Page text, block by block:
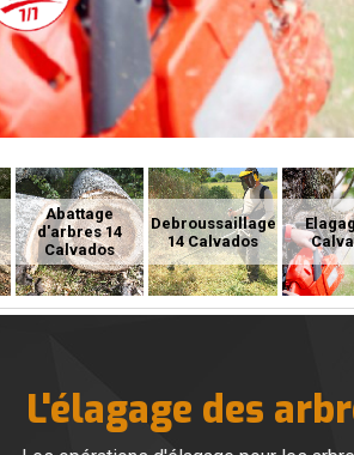
Abattage
d'arbres 14
Calvados
Debroussaillage
14 Calvados
L'élagage des